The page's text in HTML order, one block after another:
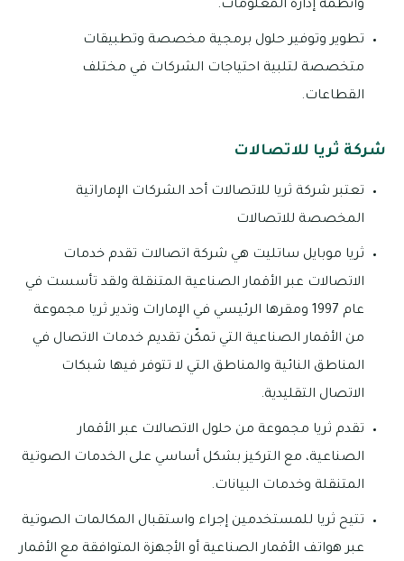
وأنظمة إدارة المعلومات.
تطوير وتوفير حلول برمجية مخصصة وتطبيقات
متخصصة لتلبية احتياجات الشركات في مختلف
القطاعات.
شركة ثريا للاتصالات
تعتبر شركة ثريا للاتصالات أحد الشركات الإماراتية
المخصصة للاتصالات
ثريا موبايل ساتليت هي شركة اتصالات تقدم خدمات
الاتصالات عبر الأقمار الصناعية المتنقلة ولقد تأسست في
عام 1997 ومقرها الرئيسي في الإمارات وتدير ثريا مجموعة
من الأقمار الصناعية التي تمكّن تقديم خدمات الاتصال في
المناطق النائية والمناطق التي لا تتوفر فيها شبكات
الاتصال التقليدية.
تقدم ثريا مجموعة من حلول الاتصالات عبر الأقمار
الصناعية، مع التركيز بشكل أساسي على الخدمات الصوتية
المتنقلة وخدمات البيانات.
تتيح ثريا للمستخدمين إجراء واستقبال المكالمات الصوتية
عبر هواتف الأقمار الصناعية أو الأجهزة المتوافقة مع الأقمار